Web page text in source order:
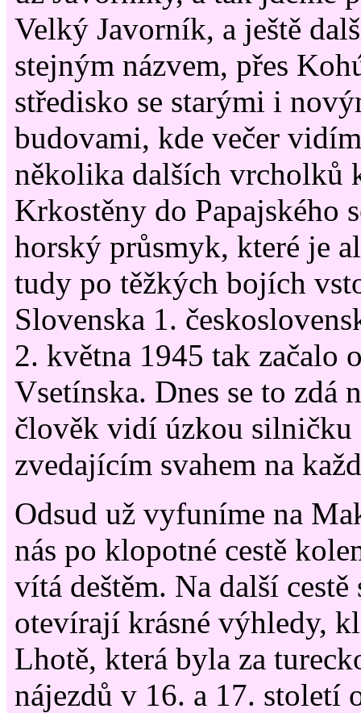
Velký Javorník, a ještě
stejným názvem, přes
středisko se starými i
budovami, kde večer
několika dalších vrcholků
Krkostěny do Papajského
horský průsmyk, které je
tudy po těžkých bojích
Slovenska 1.
2. května 1945 tak začalo
Vsetínska. Dnes se to zdá
člověk vidí úzkou silničku
zvedajícím svahem na
Odsud už vyfuníme na
nás po klopotné cestě
vítá deštěm. Na další cestě
otevírají krásné výhledy,
Lhotě, která byla za
nájezdů v 16. a 17. století